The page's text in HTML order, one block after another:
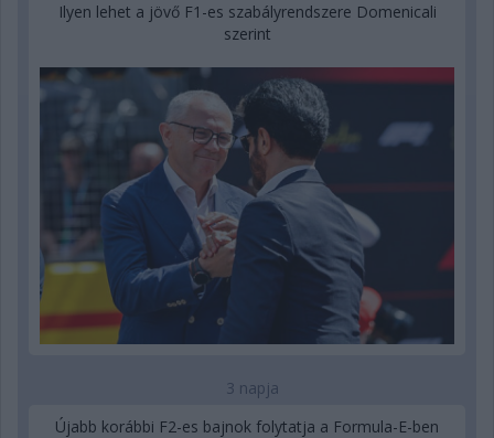
Ilyen lehet a jövő F1-es szabályrendszere Domenicali
szerint
3 napja
Újabb korábbi F2-es bajnok folytatja a Formula-E-ben